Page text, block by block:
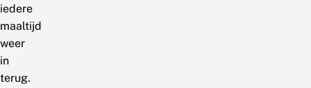
iedere
maaltijd
weer
in
terug.